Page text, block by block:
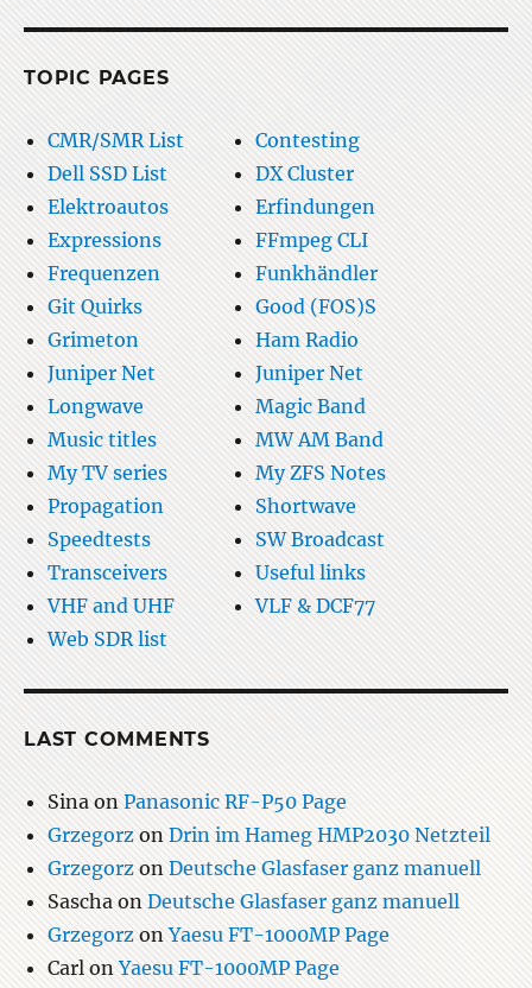
TOPIC PAGES
CMR/SMR List
Contesting
Dell SSD List
DX Cluster
Elektroautos
Erfindungen
Expressions
FFmpeg CLI
Frequenzen
Funkhändler
Git Quirks
Good (FOS)S
Grimeton
Ham Radio
Juniper Net
Juniper Net
Longwave
Magic Band
Music titles
MW AM Band
My TV series
My ZFS Notes
Propagation
Shortwave
Speedtests
SW Broadcast
Transceivers
Useful links
VHF and UHF
VLF & DCF77
Web SDR list
LAST COMMENTS
SinaonPanasonic RF-P50 Page
Grzegorzon Drin im Hameg HMP2030 Netzteil
Grzegorz on Deutsche Glasfaser ganz manuell
SaschaonDeutsche Glasfaser ganz manuell
Grzegorz onYaesu FT-1000MP Page
Carl onYaesu FT-1000MP Page